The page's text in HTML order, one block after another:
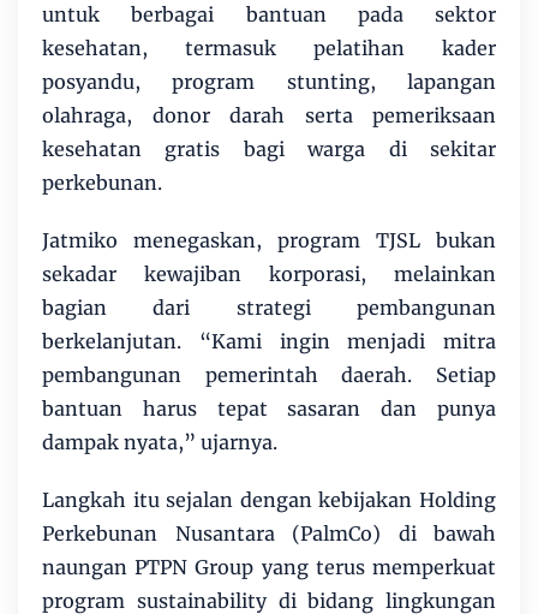
untuk berbagai bantuan pada sektor
kesehatan, termasuk pelatihan kader
posyandu, program stunting, lapangan
olahraga, donor darah serta pemeriksaan
kesehatan gratis bagi warga di sekitar
perkebunan.
Jatmiko menegaskan, program TJSL bukan
sekadar kewajiban korporasi, melainkan
bagian dari strategi pembangunan
berkelanjutan. “Kami ingin menjadi mitra
pembangunan pemerintah daerah. Setiap
bantuan harus tepat sasaran dan punya
dampak nyata,” ujarnya.
Langkah itu sejalan dengan kebijakan Holding
Perkebunan Nusantara (PalmCo) di bawah
naungan PTPN Group yang terus memperkuat
program sustainability di bidang lingkungan